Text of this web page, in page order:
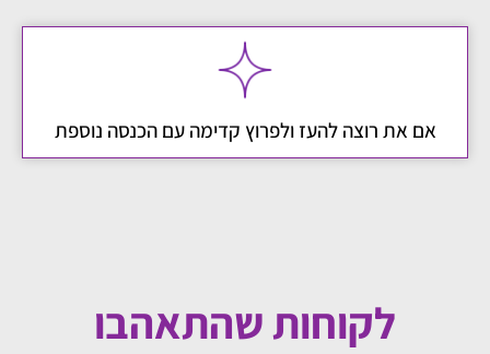
אם את רוצה להעז ולפרוץ קדימה עם הכנסה נוספת
לקוחות שהתאהבו